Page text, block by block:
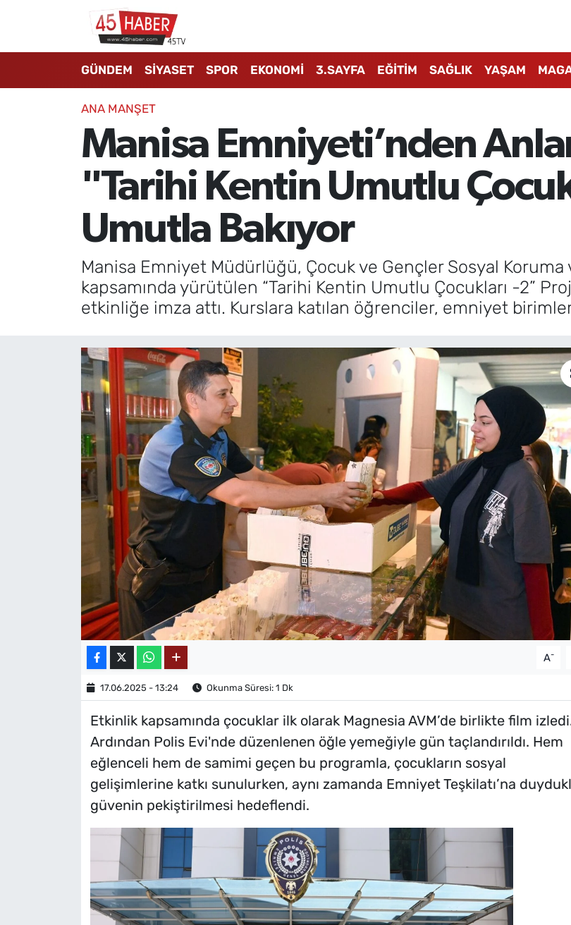
GÜNDEM SİYASET SPOR EKONOMİ 3.SAYFA EĞİTİM SAĞLIK YAŞAM
ANA MANŞET
Manisa Emniyeti’nden
"Tarihi Kentin Umutlu
Umutla Bakıyor
Manisa Emniyet Müdürlüğü, Çocuk ve Gençler Sosyal Koruma
kapsamında yürütülen “Tarihi Kentin Umutlu Çocukları -2”
etkinliğe imza attı. Kurslara katılan öğrenciler, emniyet
A-
17.06.2025 - 13:24 Okunma Süresi: 1 Dk
Etkinlik kapsamında çocuklar ilk olarak Magnesia AVM’de birlikte film
Ardından Polis Evi'nde düzenlenen öğle yemeğiyle gün taçlandırıldı. Hem
eğlenceli hem de samimi geçen bu programla, çocukların sosyal
gelişimlerine katkı sunulurken, aynı zamanda Emniyet Teşkilatı’na
güvenin pekiştirilmesi hedeflendi.
GÜNDEM
SİYASET
EKONOMİ
SAĞLIK
YAŞAM
Manisa Nöbetçi Eczaneler
Manisa Hava Durumu
Manisa Namaz Vakitleri
Manisa Trafik Yoğunluk Haritası
Süper Lig Puan Durumu ve Fikstür
Tüm Manşetler
Son Dakika Haberleri
Haber Arşivi